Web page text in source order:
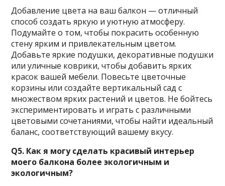
Добавление цвета на ваш балкон — отличный
способ создать яркую и уютную атмосферу.
Подумайте о том, чтобы покрасить особенную
стену ярким и привлекательным цветом.
Добавьте яркие подушки, декоративные подушки
или уличные коврики, чтобы добавить ярких
красок вашей мебели. Повесьте цветочные
корзины или создайте вертикальный сад с
множеством ярких растений и цветов. Не бойтесь
экспериментировать и играть с различными
цветовыми сочетаниями, чтобы найти идеальный
баланс, соответствующий вашему вкусу.
Q5. Как я могу сделать красивый интерьер
моего балкона более экологичным и
экологичным?